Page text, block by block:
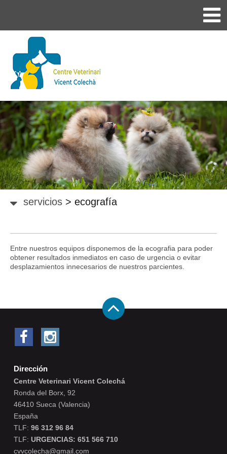
servicios > ecografía
Entre nuestros equipos disponemos de la ecografia para poder
obtener resultados inmediatos en caso de urgencia o evitar
desplazamientos innecesarios de nuestros parcientes.
Dirección
Centre Veterinari Vicent Colechá
Ronda del Borx, 92
46410 Sueca (Valencia)
España
TLF: 96 312 96 84
TLF: URGENCIAS: 651 566 710
cvvcolecha@gmail.com